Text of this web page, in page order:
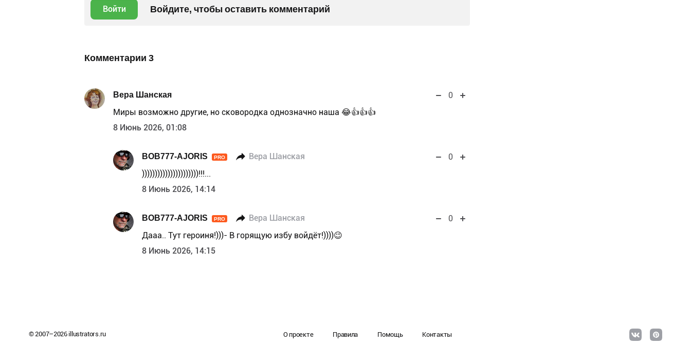
Войти Войдите, чтобы оставить комментарий
Комментарии 3
Вера Шанская
0
Миры возможно другие, но сковородка однозначно наша 😂👍👍👍
8 Июнь 2026, 01:08
BOB777-AJORIS PRO Вера Шанская
0
))))))))))))))))))))))!!!...
8 Июнь 2026, 14:14
BOB777-AJORIS PRO Вера Шанская
0
Дааа.. Тут героиня!)))- В горящую избу войдёт!))))😉
8 Июнь 2026, 14:15
© 2007–2026illustrators.ru О проекте Правила Помощь Контакты